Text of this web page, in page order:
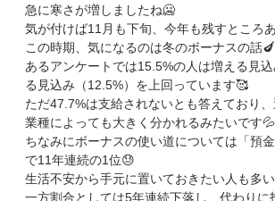
急に寒さが増しましたね🥶
気が付けば11月も下旬、今年も残すところ
この時期、気になるのは冬のボーナスの話🍆
あるアンケートでは15.5%の人は増える見
る見込み（12.5%）を上回っています🥰
ただ47.7%は支給されないとも答えており
業種によっても大きく分かれるみたいです💦
ちなみにボーナスの使い道については「預
で11年連続の1位😓
生活不安から手元に置いておきたい人も多
一方割合としては5年連続下落し、代わりに